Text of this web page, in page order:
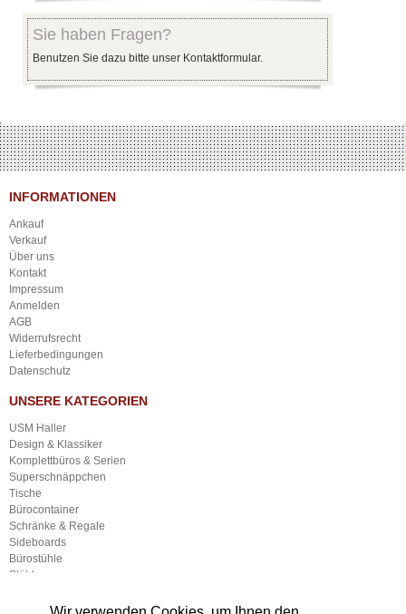
Sie haben Fragen?
Benutzen Sie dazu bitte unser Kontaktformular.
INFORMATIONEN
Ankauf
Verkauf
Über uns
Kontakt
Impressum
Anmelden
AGB
Widerrufsrecht
Lieferbedingungen
Datenschutz
UNSERE KATEGORIEN
USM Haller
Design & Klassiker
Komplettbüros & Serien
Superschnäppchen
Tische
Bürocontainer
Schränke & Regale
Sideboards
Bürostühle
Stühle
Sonstige Büroausstattung